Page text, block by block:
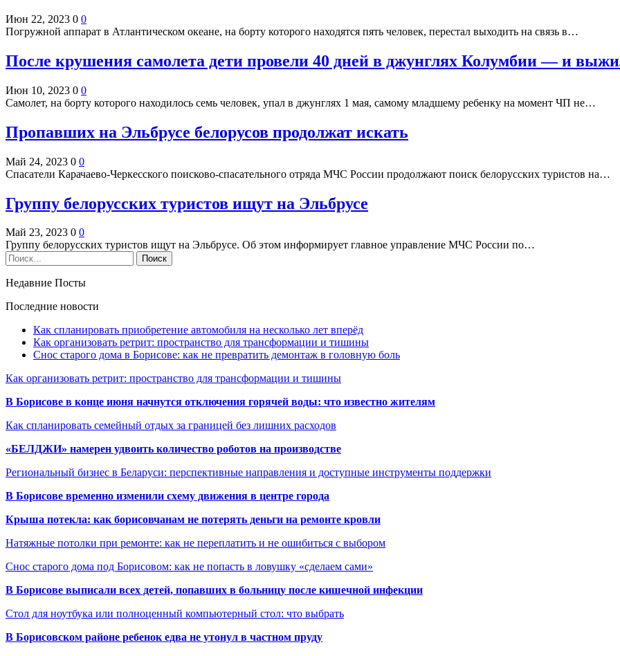
Июн 22, 2023 0 0
Погружной аппарат в Атлантическом океане, на борту которого находятся пять человек, перестал выходить на связь в…
После крушения самолета дети провели 40 дней в джунглях Колумбии — и
Июн 10, 2023 0 0
Самолет, на борту которого находилось семь человек, упал в джунглях 1 мая, самому младшему ребенку на момент ЧП не…
Пропавших на Эльбрусе белорусов продолжат искать
Май 24, 2023 0 0
Спасатели Карачаево-Черкесского поисково-спасательного отряда МЧС России продолжают поиск белорусских туристов на…
Группу белорусских туристов ищут на Эльбрусе
Май 23, 2023 0 0
Группу белорусских туристов ищут на Эльбрусе. Об этом информирует главное управление МЧС России по…
Недавние Посты
Последние новости
Как спланировать приобретение автомобиля на несколько лет вперёд
Как организовать ретрит: пространство для трансформации и тишины
Снос старого дома в Борисове: как не превратить демонтаж в головную боль
Как организовать ретрит: пространство для трансформации и тишины
В Борисове в конце июня начнутся отключения горячей воды: что известно жителям
Как спланировать семейный отдых за границей без лишних расходов
«БЕЛДЖИ» намерен удвоить количество роботов на производстве
Региональный бизнес в Беларуси: перспективные направления и доступные инструменты поддержки
В Борисове временно изменили схему движения в центре города
Крыша потекла: как борисовчанам не потерять деньги на ремонте кровли
Натяжные потолки при ремонте: как не переплатить и не ошибиться с выбором
Снос старого дома под Борисовом: как не попасть в ловушку «сделаем сами»
В Борисове выписали всех детей, попавших в больницу после кишечной инфекции
Стол для ноутбука или полноценный компьютерный стол: что выбрать
В Борисовском районе ребенок едва не утонул в частном пруду